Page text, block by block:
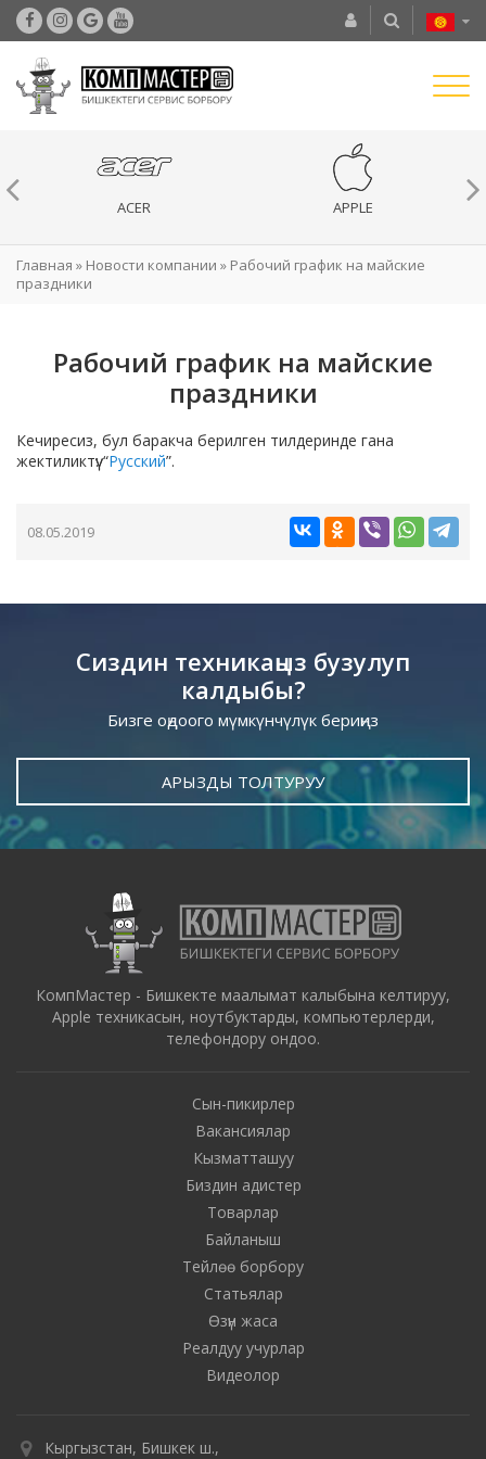
ACER APPLE
Главная » Новости компании » Рабочий график на майские
праздники
Рабочий график на майские
праздники
Кечиресиз, бул баракча берилген тилдеринде гана
жектиликтүү: “Русский”.
08.05.2019
Сиздин техникаңыз бузулуп
калдыбы?
Бизге оңдоого мүмкүнчүлүк бериңиз
АРЫЗДЫ ТОЛТУРУУ
КомпМастер - Бишкекте маалымат калыбына келтируу,
Apple техникасын, ноутбуктарды, компьютерлерди,
телефондору ондоо.
Сын-пикирлер
Вакансиялар
Кызматташуу
Биздин адистер
Товарлар
Байланыш
Тейлөө борбору
Статьялар
Өзүн жаса
Реалдуу учурлар
Видеолор
Кыргызстан, Бишкек ш.,